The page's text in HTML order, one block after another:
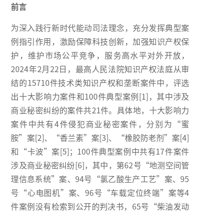
前言
为深入践行新时代能动司法理念，充分发挥典型案
例指引作用，激励保障科技创新，加强知识产权保
护，维护市场公平竞争，服务高水平对外开放，
2024年2月22日，最高人民法院知识产权法庭从审
结的15710件技术类知识产权和垄断案件中，评选
出十大影响力案件和100件典型案例[1]，其中涉及
商业秘密纠纷的案件共21件。具体地，十大影响力
案件中共有4件侵犯商业秘密案件，分别为“蜜
胺”案[2]、“香兰素”案[3]、“橡胶防老剂”案[4]
和“卡波”案[5]；100件典型案例中共有17件案件
涉及商业秘密纠纷[6]，其中，第62号“地测空间管
理信息系统”案、94号“氯乙酸生产工艺”案、95
号“心电图机”案、96号“车载定位终端”案等4
件案例没有检索到公开的判决书，65号“柴油发动